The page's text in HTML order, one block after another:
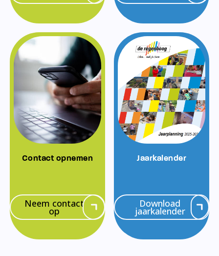
Contact opnemen
Neem contact
op
Jaarkalender
Download
jaarkalender